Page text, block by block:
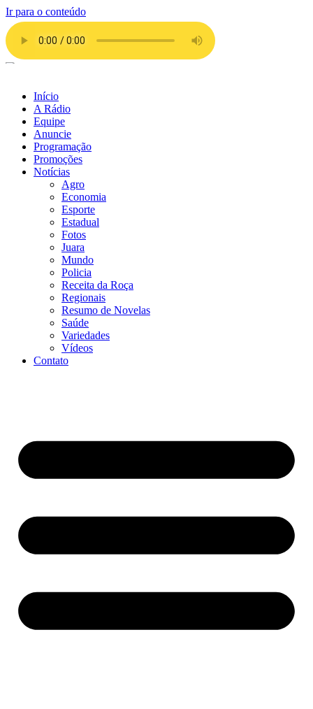
Ir para o conteúdo
Início
A Rádio
Equipe
Anuncie
Programação
Promoções
Notícias
Agro
Economia
Esporte
Estadual
Fotos
Juara
Mundo
Policia
Receita da Roça
Regionais
Resumo de Novelas
Saúde
Variedades
Vídeos
Contato